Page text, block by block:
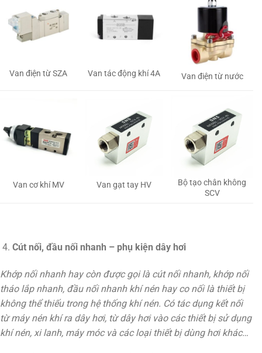
Van điện từ SZA Van tác động khí 4A Van điện từ nước
Van cơ khí MV Van gạt tay HV
Bộ tạo chân không
SCV
Cút nối, đầu nối nhanh – phụ kiện dây hơi
Khớp nối nhanh hay còn được gọi là cút nối nhanh, khớp nối
tháo lắp nhanh, đầu nối nhanh khí nén hay co nối là thiết bị
không thể thiếu trong hệ thống khí nén. Có tác dụng kết nối
từ máy nén khí ra dây hơi, từ dây hơi vào các thiết bị sử dụng
khí nén, xi lanh, máy móc và các loại thiết bị dùng hơi khác…